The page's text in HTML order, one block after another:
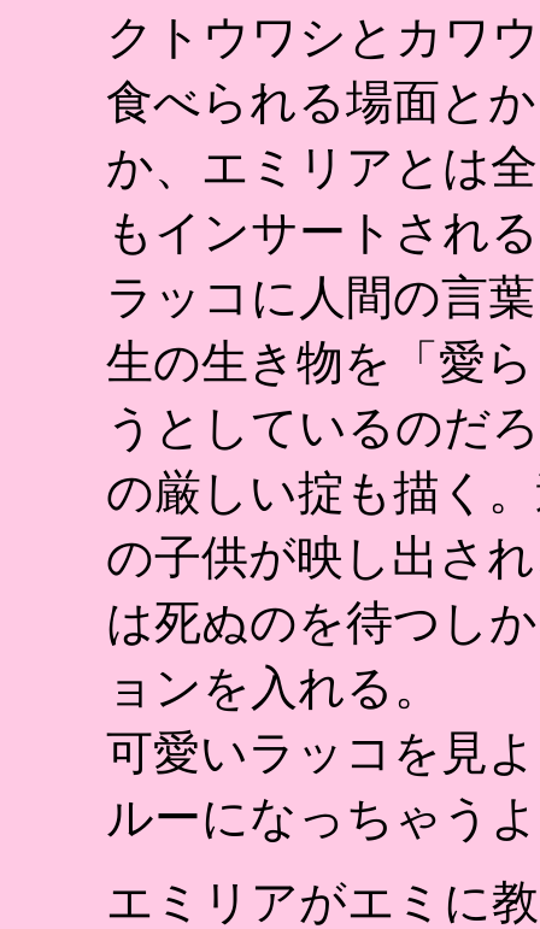
クトウワシとカワ
食べられる場面と
か、エミリアとは
もインサートされ
ラッコに人間の言
生の生き物を「愛
うとしているのだ
の厳しい掟も描く
の子供が映し出さ
は死ぬのを待つし
ョンを入れる。
可愛いラッコを見
ルーになっちゃう
エミリアがエミに